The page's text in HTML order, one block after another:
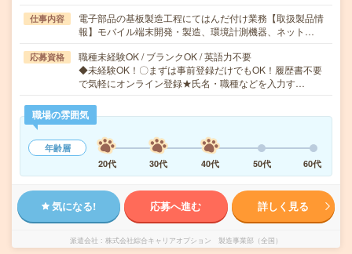
仕事内容
電子部品の基板製造工程にてはんだ付け業務【取扱製品情
報】モバイル端末開発・製造、環境計測機器、ネット…
応募資格
職種未経験OK / ブランクOK / 英語力不要
◆未経験OK！〇まずは事前登録だけでもOK！履歴書不要
で気軽にオンライン登録★氏名・職種などを入力す…
職場の雰囲気
年齢層
20代
30代 40代 50代 60代
気になる! 応募へ進む 詳しく見る
派遣会社 株式会社綜合キャリアオプション 製造事業部（全国）